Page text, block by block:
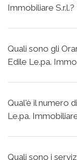
Immobiliare S.r.l.?
Quali sono gli
Edile Le.pa.
Qual'è il numero
Le.pa.
Quali sono i